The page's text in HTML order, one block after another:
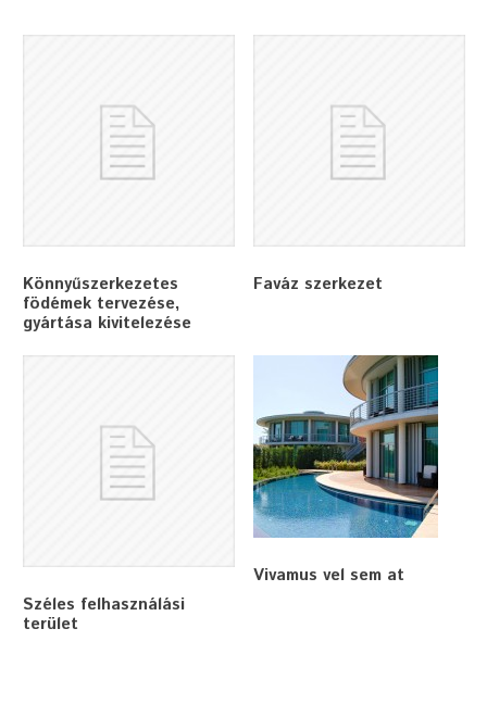
Könnyűszerkezetes
födémek tervezése,
gyártása kivitelezése
Faváz szerkezet
Széles felhasználási
terület
Vivamus vel sem at